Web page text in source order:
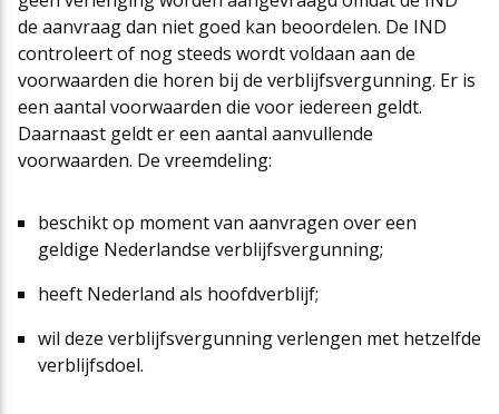
de aanvraag dan niet goed kan beoordelen. De IND
controleert of nog steeds wordt voldaan aan de
voorwaarden die horen bij de verblijfsvergunning. Er is
een aantal voorwaarden die voor iedereen geldt.
Daarnaast geldt er een aantal aanvullende
voorwaarden. De vreemdeling:
beschikt op moment van aanvragen over een
geldige Nederlandse verblijfsvergunning;
heeft Nederland als hoofdverblijf;
wil deze verblijfsvergunning verlengen met hetzelfde
verblijfsdoel.